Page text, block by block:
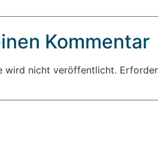
Kommentar
wird nicht veröffentlicht.